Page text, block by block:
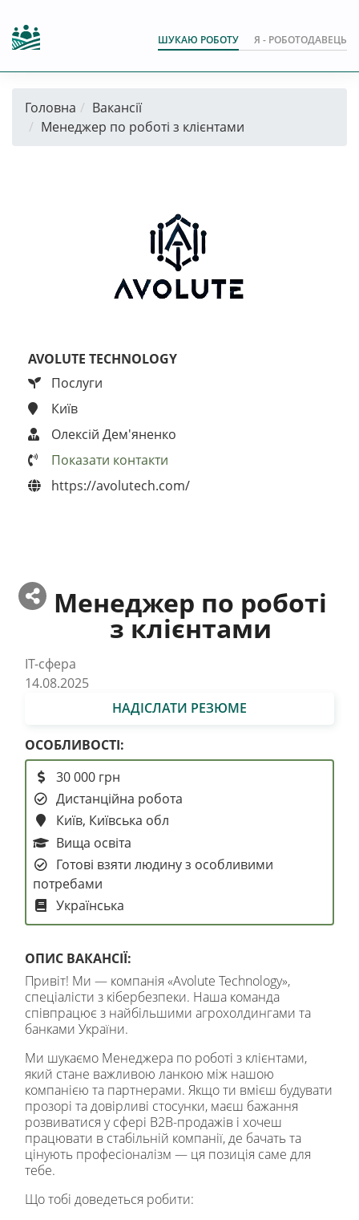
ШУКАЮ РОБОТУ Я - РОБОТОДАВЕЦЬ
Головна
Вакансії
Менеджер по роботі з клієнтами
AVOLUTE TECHNOLOGY
Послуги
Київ
Олексій Дем'яненко
Показати контакти
https://avolutech.com/
Менеджер по роботі
з клієнтами
IT-сфера
14.08.2025
НАДІСЛАТИ РЕЗЮМЕ
ОСОБЛИВОСТІ:
30 000 грн
Дистанційна робота
Київ, Київська обл
Вища освіта
Готові взяти людину з особливими
потребами
Українська
ОПИС ВАКАНСІЇ:
Привіт! Ми — компанія «Avolute Technology»,
спеціалісти з кібербезпеки. Наша команда
співпрацює з найбільшими агрохолдингами та
банками України.
Ми шукаємо Менеджера по роботі з клієнтами,
який стане важливою ланкою між нашою
компанією та партнерами. Якщо ти вмієш будувати
прозорі та довірливі стосунки, маєш бажання
розвиватися у сфері B2B-продажів і хочеш
працювати в стабільній компанії, де бачать та
цінують професіоналізм — ця позиція саме для
тебе.
Що тобі доведеться робити: